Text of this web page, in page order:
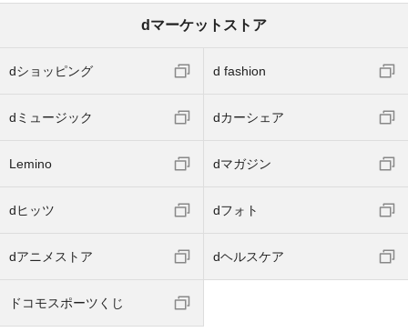
dマーケットストア
dショッピング d fashion
dミュージック dカーシェア
Lemino dマガジン
dヒッツ dフォト
dアニメストア dヘルスケア
ドコモスポーツくじ